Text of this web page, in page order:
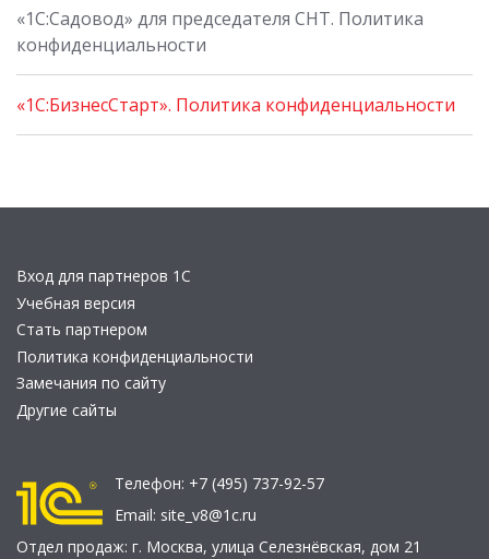
«1С:Садовод» для председателя СНТ. Политика
конфиденциальности
«1С:БизнесСтарт». Политика конфиденциальности
Вход для партнеров 1С
Учебная версия
Стать партнером
Политика конфиденциальности
Замечания по сайту
Другие сайты
Телефон: +7 (495) 737-92-57
Email: site_v8@1c.ru
Отдел продаж: г. Москва, улица Селезнёвская, дом 21